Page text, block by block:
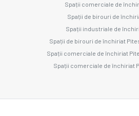
Spații comerciale de
Spații de birouri de
Spații industriale de
Spații de birouri de închiriat
Spații comerciale de închiriat
Spații comerciale de închiriat